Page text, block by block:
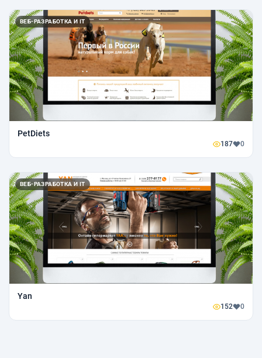
ВЕБ-РАЗРАБОТКА И IT
PetDiets
187 0
ВЕБ-РАЗРАБОТКА И IT
Yan
152 0